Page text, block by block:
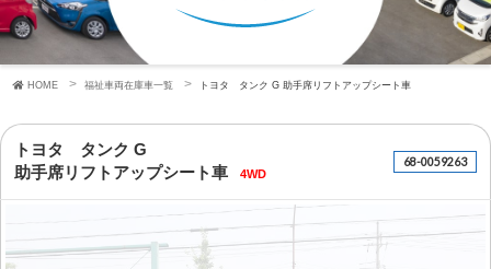
HOME 福祉車両在庫車一覧 トヨタ タンク G 助手席リフトアップシート車
トヨタ タンク G
助手席リフトアップシート車
4WD
68-0059263